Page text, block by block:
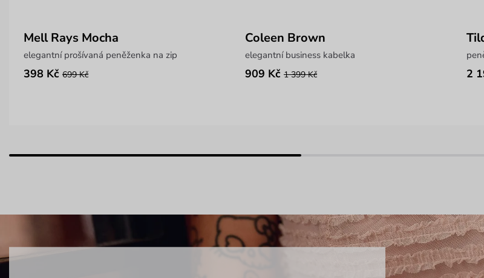
Mell Rays Mocha
elegantní prošívaná peněženka na zip
398 Kč 699 Kč
Coleen Brown
elegantní business kabelka
909 Kč 1 399 Kč 2